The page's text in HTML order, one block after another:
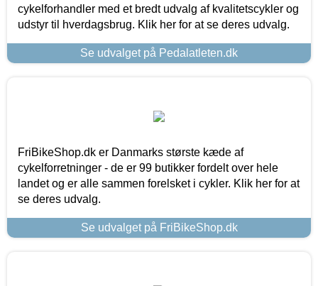
cykelforhandler med et bredt udvalg af kvalitetscykler og
udstyr til hverdagsbrug. Klik her for at se deres udvalg.
Se udvalget på Pedalatleten.dk
FriBikeShop.dk er Danmarks største kæde af
cykelforretninger - de er 99 butikker fordelt over hele
landet og er alle sammen forelsket i cykler. Klik her for at
se deres udvalg.
Se udvalget på FriBikeShop.dk